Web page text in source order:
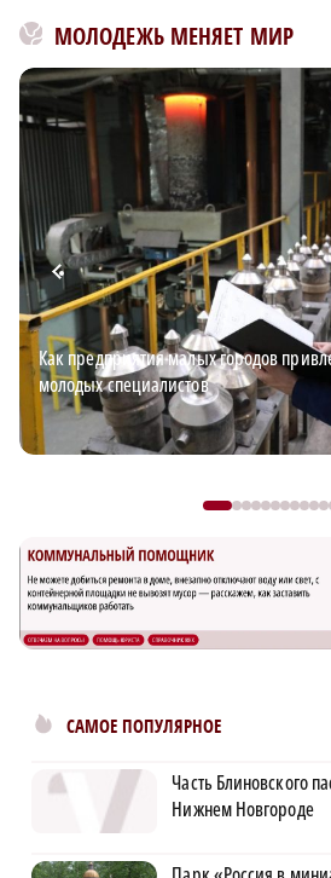
МОЛОДЕЖЬ МЕНЯЕТ МИР
Как предприятия малых городов
молодых специалистов
САМОЕ ПОПУЛЯРНОЕ
Часть Блиновского
Нижнем Новгороде